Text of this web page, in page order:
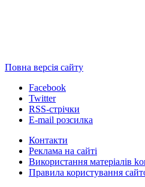
Повна версія сайту
Facebook
Twitter
RSS-стрічки
E-mail розсилка
Контакти
Реклама на сайті
Використання матеріалів
Правила користування